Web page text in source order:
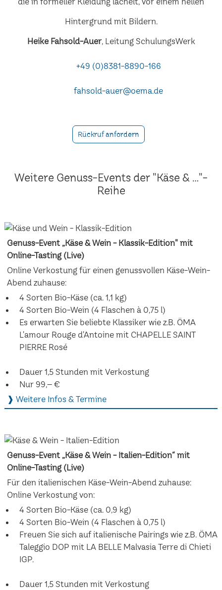
Heike Fahsold-Auer, Leitung SchulungsWerk
+49 (0)8381-8890-166
fahsold-auer@oema.de
Rückruf anfordern
Weitere Genuss-Events der "Käse & ..."-
Reihe
Genuss-Event „Käse & Wein - Klassik-Edition" mit
Online-Tasting (Live)
Online Verkostung für einen genussvollen Käse-Wein-
Abend zuhause:
4 Sorten Bio-Käse (ca. 1,1 kg)
4 Sorten Bio-Wein (4 Flaschen à 0,75 l)
Es erwarten Sie beliebte Klassiker wie z.B. ÖMA
L'amour Rouge d'Antoine mit CHAPELLE SAINT
PIERRE Rosé
Dauer 1,5 Stunden mit Verkostung
Nur 99,– €
❱ Weitere Infos & Termine
Genuss-Event „Käse & Wein - Italien-Edition“ mit
Online-Tasting (Live)
Für den italienischen Käse-Wein-Abend zuhause:
Online Verkostung von:
4 Sorten Bio-Käse (ca. 0,9 kg)
4 Sorten Bio-Wein (4 Flaschen à 0,75 l)
Freuen Sie sich auf italienische Pairings wie z.B. ÖMA
Taleggio DOP mit LA BELLE Malvasia Terre di Chieti
IGP.
Dauer 1,5 Stunden mit Verkostung